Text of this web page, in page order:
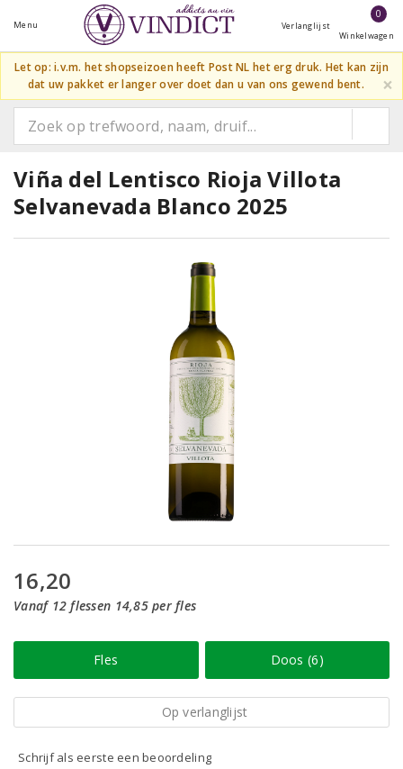
Menu Verlanglijst
0
Winkelwagen
Let op: i.v.m. het shopseizoen heeft Post NL het erg druk. Het kan zijn
dat uw pakket er langer over doet dan u van ons gewend bent.
×
Viña del Lentisco Rioja Villota
Selvanevada Blanco 2025
16,20
Vanaf 12 flessen 14,85 per fles
Fles Doos (6)
Op verlanglijst
Schrijf als eerste een beoordeling